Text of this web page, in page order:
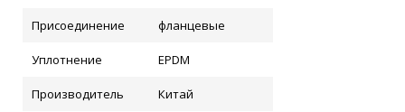
Присоединение фланцевые
Уплотнение EPDM
Производитель Китай